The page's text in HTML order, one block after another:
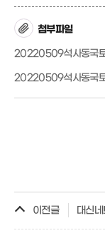
첨부파일
20220509석사동국
20220509석사동국
이전글